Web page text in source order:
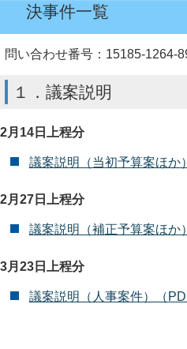
決事件一覧
問い合わせ番号：15185-1264-
１．議案説明
2月14日上程分
議案説明（当初予算案ほか
2月27日上程分
議案説明（補正予算案ほか
3月23日上程分
議案説明（人事案件）（